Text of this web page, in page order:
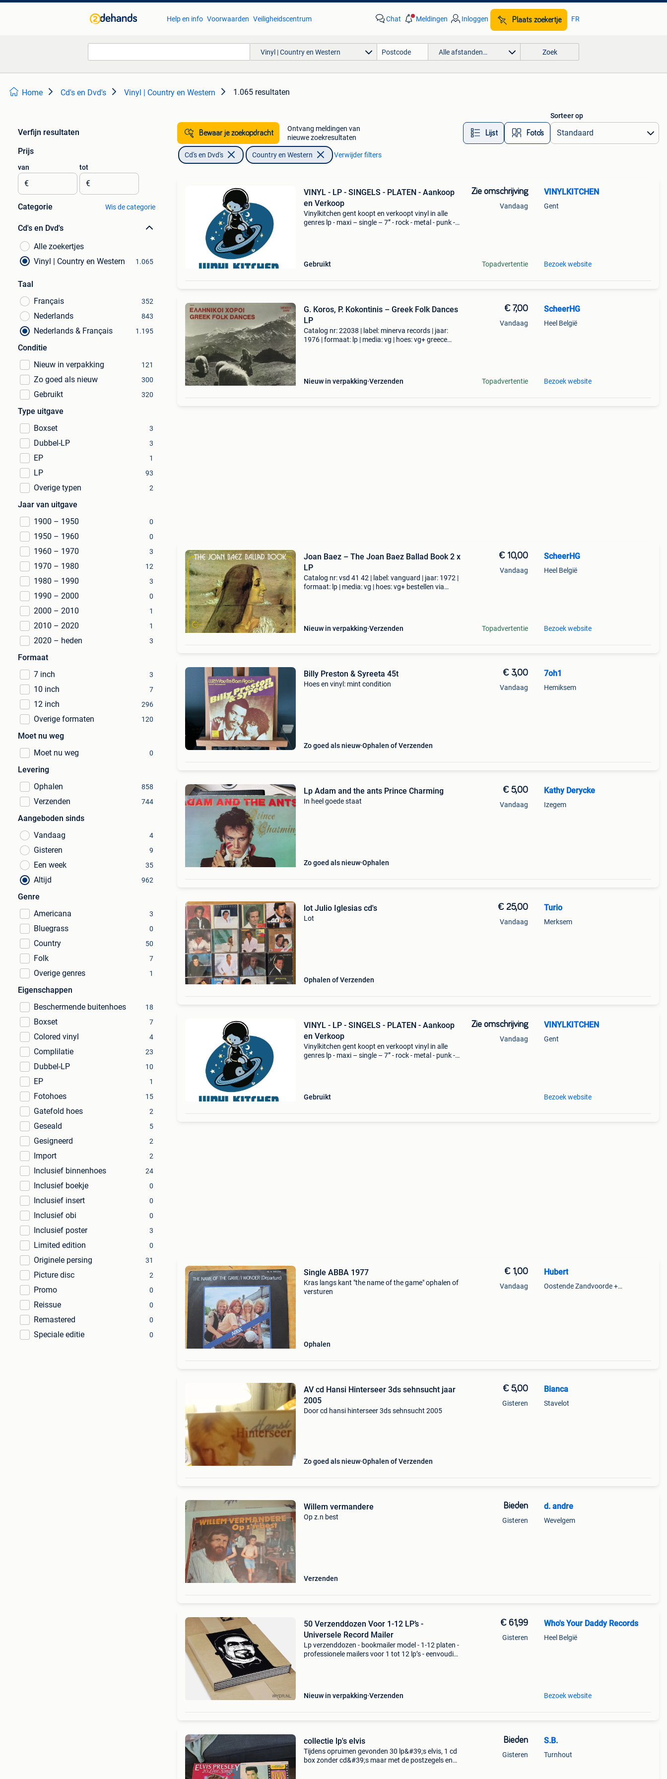
Help en info Voorwaarden Veiligheidscentrum Chat Meldingen Inloggen Plaats zoekertje FR
Vinyl | Country en Western Alle afstanden… Zoek
Home Cd's en Dvd's Vinyl | Country en Western 1.065 resultaten
Verfijn resultaten
Prijs
van
€
tot
€
Categorie Wis de categorie
Cd's en Dvd's
Alle zoekertjes
Vinyl | Country en Western
1.065
Taal
Français
352
Nederlands 843
Nederlands & Français 1.195
Conditie
Nieuw in verpakking
121
Zo goed als nieuw 300
Gebruikt 320
Type uitgave
Boxset
3
Dubbel-LP 3
EP 1
LP 93
Overige typen 2
Jaar van uitgave
1900 – 1950
0
1950 – 1960 0
1960 – 1970 3
1970 – 1980 12
1980 – 1990 3
1990 – 2000 0
2000 – 2010 1
2010 – 2020 1
2020 – heden 3
Formaat
7 inch
3
10 inch 7
12 inch 296
Overige formaten 120
Moet nu weg
Moet nu weg
0
Levering
Ophalen
858
Verzenden 744
Aangeboden sinds
Vandaag
4
Gisteren 9
Een week 35
Altijd 962
Genre
Americana
3
Bluegrass 0
Country 50
Folk 7
Overige genres 1
Eigenschappen
Beschermende buitenhoes
18
Boxset 7
Colored vinyl 4
Complilatie 23
Dubbel-LP 10
EP 1
Fotohoes 15
Gatefold hoes 2
Geseald 5
Gesigneerd 2
Import 2
Inclusief binnenhoes 24
Inclusief boekje 0
Inclusief insert 0
Inclusief obi 0
Inclusief poster 3
Limited edition 0
Originele persing 31
Picture disc 2
Promo 0
Reissue 0
Remastered 0
Speciale editie 0
Bewaar je zoekopdracht
Ontvang meldingen van
nieuwe zoekresultaten
Lijst Foto’s
Sorteer op
Cd's en Dvd's Country en Western Verwijder filters
VINYL - LP - SINGELS - PLATEN - Aankoop
en Verkoop
Vinylkitchen gent koopt en verkoopt vinyl in alle
genres lp - maxi – single – 7” - rock - metal - punk -
Gebruikt
Zie omschrijving
Vandaag
Topadvertentie
VINYLKITCHEN
Gent
Bezoek website
G. Koros, P. Kokontinis – Greek Folk Dances
LP
Catalog nr: 22038 | label: minerva records | jaar:
1976 | formaat: lp | media: vg | hoes: vg+ greece
Nieuw in verpakking Verzenden
€ 7,00
Vandaag
Topadvertentie
ScheerHG
Heel België
Bezoek website
Joan Baez – The Joan Baez Ballad Book 2 x
LP
Catalog nr: vsd 41 42 | label: vanguard | jaar: 1972 |
formaat: lp | media: vg | hoes: vg+ bestellen via
Nieuw in verpakking Verzenden
€ 10,00
Vandaag
Topadvertentie
ScheerHG
Heel België
Bezoek website
Billy Preston & Syreeta 45t
Hoes en vinyl: mint condition
Zo goed als nieuw Ophalen of Verzenden
€ 3,00
Vandaag
7oh1
Hemiksem
Lp Adam and the ants Prince Charming
In heel goede staat
Zo goed als nieuw Ophalen
€ 5,00
Vandaag
Kathy Derycke
Izegem
lot Julio Iglesias cd's
Lot
Ophalen of Verzenden
€ 25,00
Vandaag
Turio
Merksem
VINYL - LP - SINGELS - PLATEN - Aankoop
en Verkoop
Vinylkitchen gent koopt en verkoopt vinyl in alle
genres lp - maxi – single – 7” - rock - metal - punk -
Gebruikt
Zie omschrijving
Vandaag
VINYLKITCHEN
Gent
Bezoek website
Single ABBA 1977
Kras langs kant "the name of the game" ophalen of
versturen
Ophalen
€ 1,00
Vandaag
Hubert
Oostende Zandvoorde +Oostende
AV cd Hansi Hinterseer 3ds sehnsucht jaar
2005
Door cd hansi hinterseer 3ds sehnsucht 2005
Zo goed als nieuw Ophalen of Verzenden
€ 5,00
Gisteren
Bianca
Stavelot
Willem vermandere
Op z.n best
Verzenden
Bieden
Gisteren
d. andre
Wevelgem
50 Verzenddozen Voor 1-12 LP’s -
Universele Record Mailer
Lp verzenddozen - bookmailer model - 1-12 platen -
professionele mailers voor 1 tot 12 lp’s - eenvoudig
Nieuw in verpakking Verzenden
€ 61,99
Gisteren
Who's Your Daddy Records
Heel België
Bezoek website
collectie lp's elvis
Tijdens opruimen gevonden 30 lp&#39;s elvis, 1 cd
box zonder cd&#39;s maar met de postzegels en
Bieden
Gisteren
S.B.
Turnhout